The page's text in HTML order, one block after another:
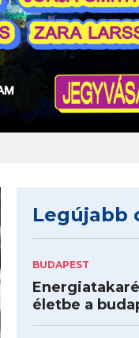
Legújabb
BUDAPEST
életbe a